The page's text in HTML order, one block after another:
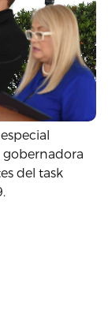
gobernadora
del task